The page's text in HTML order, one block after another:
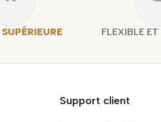
SUPÉRIEURE FLEXIBLE ET
Support client